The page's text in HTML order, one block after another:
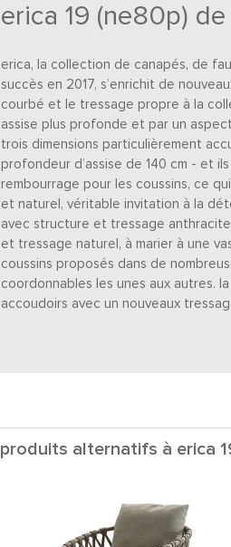
erica 19 (ne80p)
erica, la collection de canapés, de
succès en 2017, s’enrichit de
courbé et le tressage propre à la
assise plus profonde et par un
trois dimensions particulièrement
profondeur d’assise de 140 cm - et
rembourrage pour les coussins, ce
et naturel, véritable invitation à la
avec structure et tressage
et tressage naturel, à marier à une
coussins proposés dans de
coordonnables les unes aux autres.
accoudoirs avec un nouveaux
produits alternatifs à erica